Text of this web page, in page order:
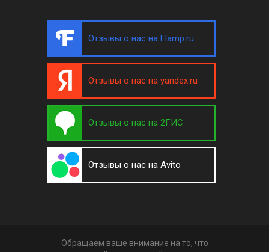
Отзывы о нас на Flamp.ru
Отзывы о нас на yandex.ru
Отзывы о нас на 2ГИС
Отзывы о нас на Avito
Обращаем ваше внимание на то, что